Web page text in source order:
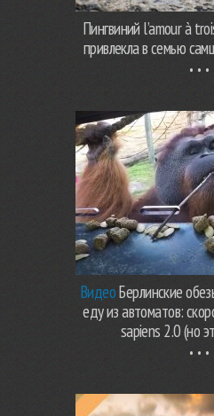
Пингвиний l’amour à
привлекла в семью
ВидеоБерлинские
еду из автоматов:
sapiens 2.0 (но